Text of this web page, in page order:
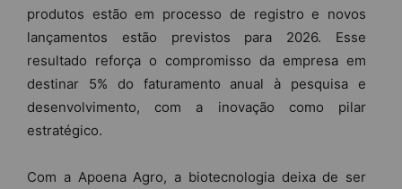
produtos estão em processo de registro e novos
lançamentos estão previstos para 2026. Esse
resultado reforça o compromisso da empresa em
destinar 5% do faturamento anual à pesquisa e
desenvolvimento, com a inovação como pilar
estratégico.
Com a Apoena Agro, a biotecnologia deixa de ser